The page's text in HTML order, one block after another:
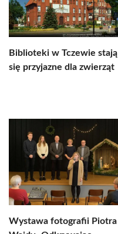
Biblioteki w Tczewie stają
się przyjazne dla zwierząt
Wystawa fotografii Piotra